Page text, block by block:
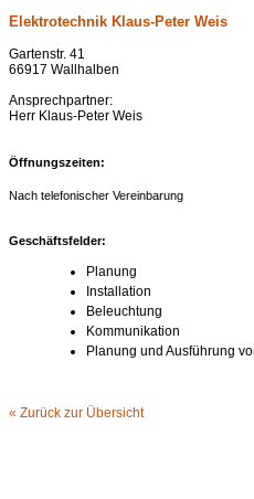
Elektrotechnik Klaus-Peter Weis
Gartenstr. 41
66917 Wallhalben
Ansprechpartner:
Herr Klaus-Peter Weis
Öffnungszeiten:
Nach telefonischer Vereinbarung
Geschäftsfelder:
Planung
Installation
Beleuchtung
Kommunikation
Planung und Ausführung
« Zurück zur Übersicht